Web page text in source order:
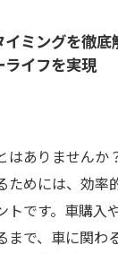
ミングを徹
イフを実現
はありませんか
ためには、効率
トです。車購入
まで、車に関わ